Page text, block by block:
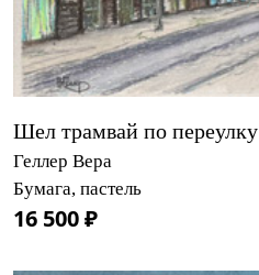
Шел трамвай по переулку
Геллер Вера
Бумага, пастель
16 500 ₽